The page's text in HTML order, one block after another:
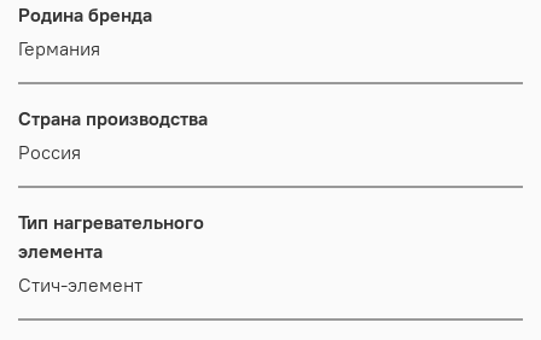
Родина бренда
Германия
Страна производства
Россия
Тип нагревательного
элемента
Стич-элемент